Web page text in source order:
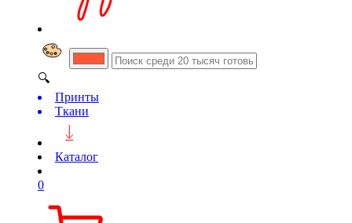
🔍
Принты
Ткани
Каталог
0